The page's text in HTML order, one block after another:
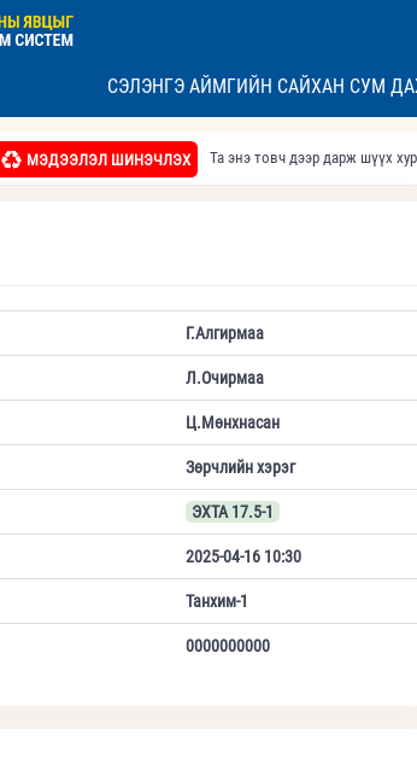
СЭЛЭНГЭ АЙМГИЙН САЙХАН СУМ
МЭДЭЭЛЭЛ ШИНЭЧЛЭХ Та энэ товч дээр дарж шүүх
Г.Алгирмаа
Л.Очирмаа
Ц.Мөнхнасан
Зөрчлийн хэрэг
ЭХТА 17.5-1
2025-04-16 10:30
Танхим-1
0000000000